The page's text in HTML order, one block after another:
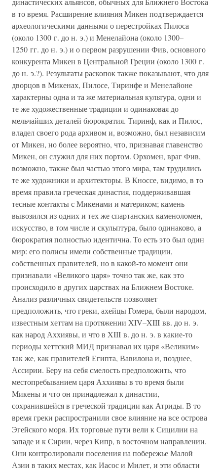
в то время. Расширение влияния Микен подтверждается
археологическими данными о перестройках Пилоса
(около 1300 г. до н. э.) и Менелайона (около 1300–
1250 гг. до н. э.) и о первом разрушении Фив, основного
конкурента Микен в Центральной Греции (около 1300 г.
до н. э.?). Результаты раскопок также показывают, что для
дворцов в Микенах, Пилосе, Тиринфе и Менелайоне
характерны одна и та же материальная культура, одни и
те же художественные традиции и одинаковая до
мельчайших деталей бюрократия. Тиринф, как и Пилос,
владел своего рода архивом и, возможно, был независим
от Микен, но более вероятно, что, признавая главенство
Микен, он служил для них портом. Орхомен, враг Фив,
возможно, также был частью этого мира, там трудились
те же художники и архитекторы. В Кноссе, видимо, в то
время правила греческая династия, поддерживавшая
тесные контакты с Микенами и материком; камень
вывозился из одних и тех же спартанских каменоломен,
искусство, в том числе и скульптура, было одинаково, а
бюрократия полностью идентична. То есть это был один
мир: его полисы имели собственные традиции,
собственных правителей, но в какой-то момент они
признавали «Великого царя» точно так же, как это
происходило в других царствах на Ближнем Востоке.
Анализ различных свидетельств позволяет
предположить, что греки, ахейцы Гомера, были народом,
известным хеттам на протяжении XIV–XIII вв. до н. э.
как народ Аххиявы, и что в XIII в. до н. э. в какие-то
периоды хеттский МИД признавал их царя «Великим»
так же, как правителей Египта, Вавилона и, позднее,
Ассирии. Беру на себя смелость предположить, что
местопребыванием царя Аххиявы в то время были
Микены и что он принадлежал к династии,
сохранившейся в греческой традиции как Атриды. В то
время греки распространили свое влияние на все острова
Эгейского моря. Их торговые пути вели к Сицилии на
западе и к Сирии, через Кипр, в восточном направлении.
Они контролировали поселения на побережье Малой
Азии в таких местах, как Иасос и Милет, и эти области